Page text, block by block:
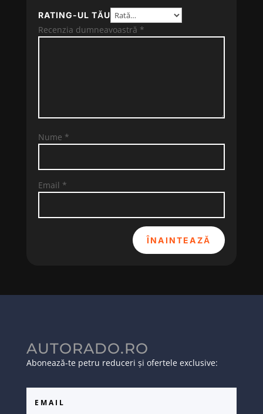
RATING-UL TĂU
Recenzia dumneavoastră *
Nume *
Email *
ÎNAINTEAZĂ
AUTORADO.RO
Abonează-te petru reduceri și ofertele exclusive: